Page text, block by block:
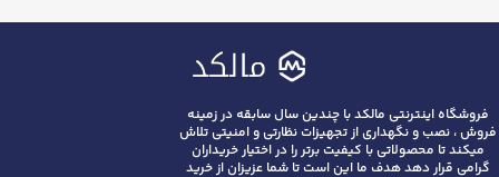
فروشگاه اینترنتی مالکد با چندین سال سابقه در زمینه
فروش ، نصب و نگهداری از تجهیزات نظارتی و امنیتی تلاش
میکند تا محصولاتی با کیفیت برتر را در اختیار خریداران
گرامی قرار دهد هدف ما این است تا شما عزیزان از خرید